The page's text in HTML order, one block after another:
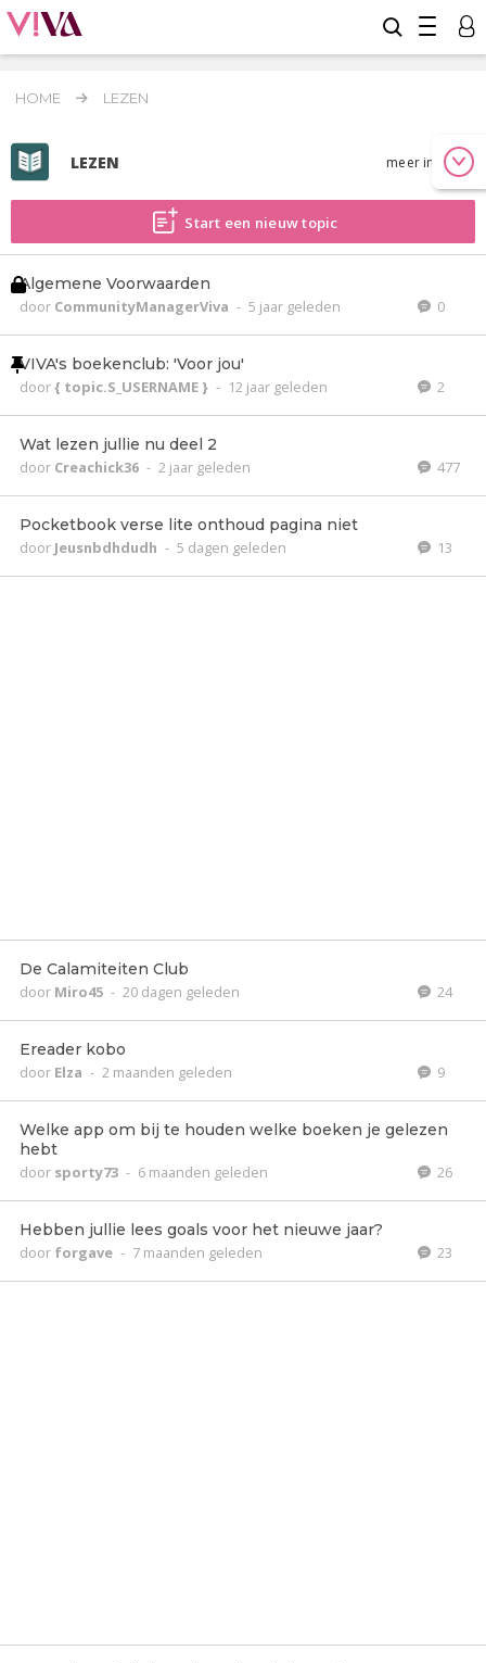
HOME LEZEN
LEZEN meer info
Start een nieuw topic
Algemene Voorwaarden
door CommunityManagerViva - 5 jaar geleden 0
VIVA's boekenclub: 'Voor jou'
door{ topic.S_USERNAME } - 12 jaar geleden 2
Wat lezen jullie nu deel 2
door Creachick36 - 2 jaar geleden 477
Pocketbook verse lite onthoud pagina niet
door Jeusnbdhdudh - 5 dagen geleden 13
De Calamiteiten Club
door Miro45 - 20 dagen geleden 24
Ereader kobo
door Elza - 2 maanden geleden 9
Welke app om bij te houden welke boeken je gelezen
hebt
door sporty73 - 6 maanden geleden 26
Hebben jullie lees goals voor het nieuwe jaar?
door forgave - 7 maanden geleden 23